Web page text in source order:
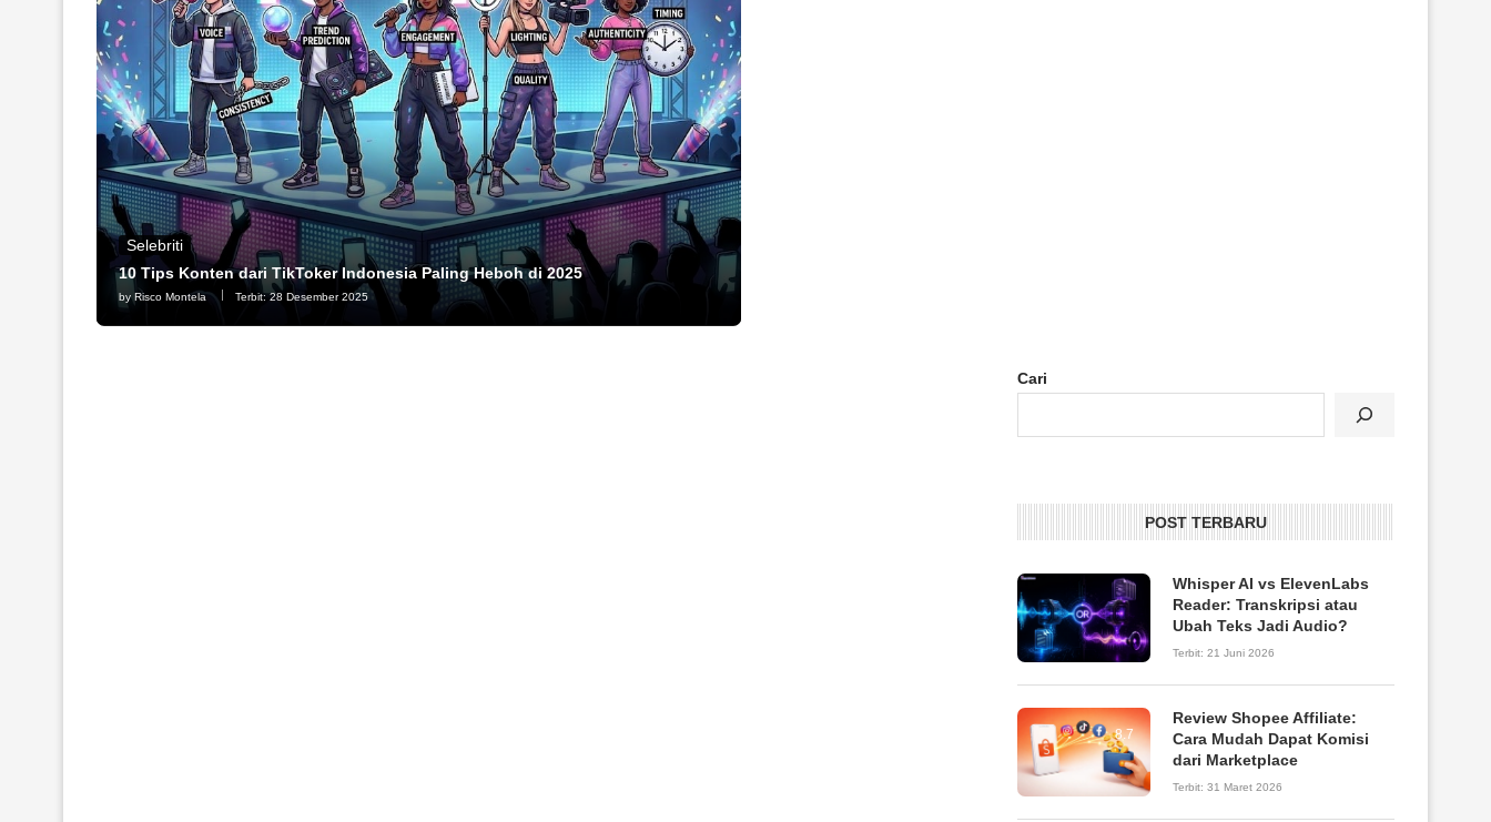
Selebriti
10 Tips Konten dari TikToker Indonesia Paling Heboh di 2025
by Risco Montela Terbit:28 Desember 2025
Cari
POST TERBARU
Whisper AI vs ElevenLabs
Reader: Transkripsi atau
Ubah Teks Jadi Audio?
Terbit: 21 Juni 2026
8.7
Review Shopee Affiliate:
Cara Mudah Dapat Komisi
dari Marketplace
Terbit: 31 Maret 2026